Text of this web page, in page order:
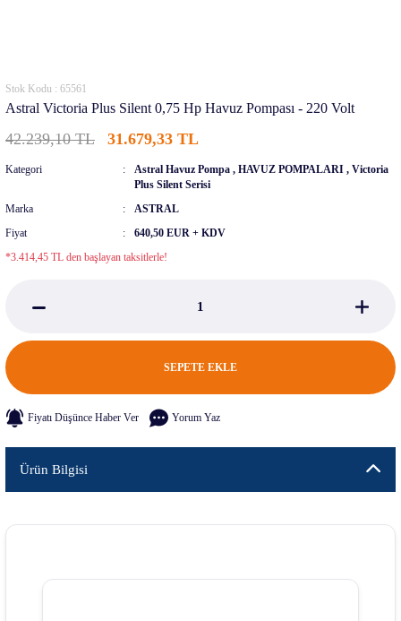
Stok Kodu : 65561
Astral Victoria Plus Silent 0,75 Hp Havuz Pompası - 220 Volt
42.239,10 TL 31.679,33 TL
Kategori Astral Havuz Pompa , HAVUZ POMPALARI , Victoria
Plus Silent Serisi
Marka
ASTRAL
Fiyat
640,50 EUR + KDV
*3.414,45 TL den başlayan taksitlerle!
SEPETE EKLE
Fiyatı Düşünce Haber Ver Yorum Yaz
Ürün Bilgisi